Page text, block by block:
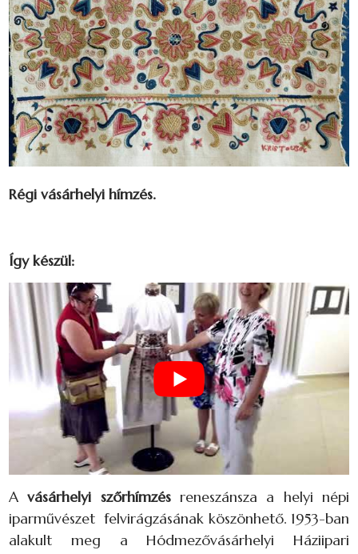
Régi vásárhelyi hímzés.
Így készül:
Avásárhelyi szőrhímzésreneszánsza a helyi népi
iparművészet felvirágzásának köszönhető. 1953-ban
alakult meg a Hódmezővásárhelyi Háziipari